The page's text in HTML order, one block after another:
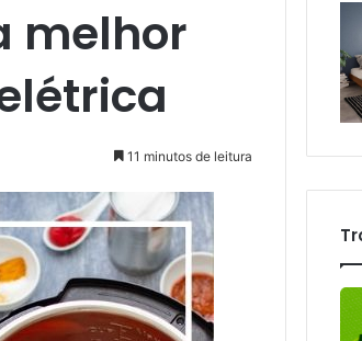
melhor
11 minutos de leitura